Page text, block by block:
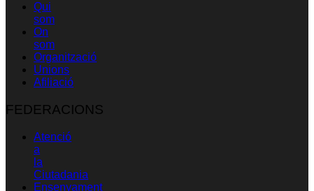
Qui
som
On
som
Organització
Unions
Afiliació
FEDERACIONS
Atenció
a
la
Ciutadania
Ensenyament